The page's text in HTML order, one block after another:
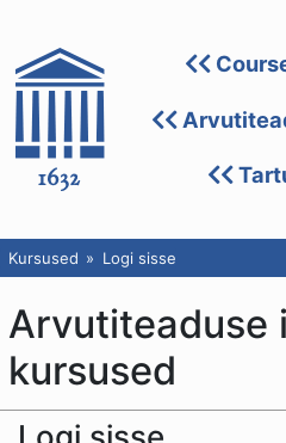
Kursused Logi sisse
Arvutiteaduse
kursused